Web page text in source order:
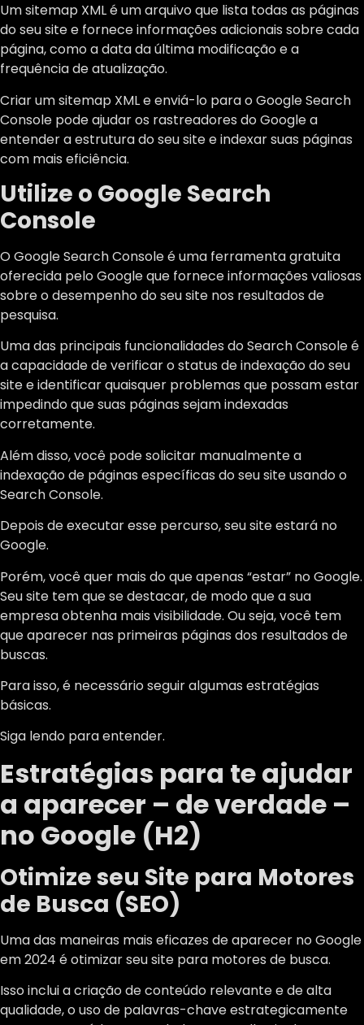
Um sitemap XML é um arquivo que lista todas as páginas
do seu site e fornece informações adicionais sobre cada
página, como a data da última modificação e a
frequência de atualização.
Criar um sitemap XML e enviá-lo para o Google Search
Console pode ajudar os rastreadores do Google a
entender a estrutura do seu site e indexar suas páginas
com mais eficiência.
Utilize o Google Search
Console
O Google Search Console é uma ferramenta gratuita
oferecida pelo Google que fornece informações valiosas
sobre o desempenho do seu site nos resultados de
pesquisa.
Uma das principais funcionalidades do Search Console é
a capacidade de verificar o status de indexação do seu
site e identificar quaisquer problemas que possam estar
impedindo que suas páginas sejam indexadas
corretamente.
Além disso, você pode solicitar manualmente a
indexação de páginas específicas do seu site usando o
Search Console.
Depois de executar esse percurso, seu site estará no
Google.
Porém, você quer mais do que apenas “estar” no Google.
Seu site tem que se destacar, de modo que a sua
empresa obtenha mais visibilidade. Ou seja, você tem
que aparecer nas primeiras páginas dos resultados de
buscas.
Para isso, é necessário seguir algumas estratégias
básicas.
Siga lendo para entender.
Estratégias para te ajudar
a aparecer – de verdade –
no Google (H2)
Otimize seu Site para Motores
de Busca (SEO)
Uma das maneiras mais eficazes de aparecer no Google
em 2024 é otimizar seu site para motores de busca.
Isso inclui a criação de conteúdo relevante e de alta
qualidade, o uso de palavras-chave estrategicamente